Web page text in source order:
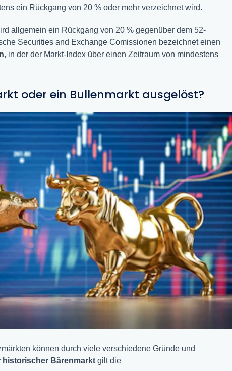
ein Rückgang von 20 % oder mehr verzeichnet wird.
allgemein ein Rückgang von 20 % gegenüber dem 52-
Securities and Exchange Comissionen bezeichnet einen
, in der der Markt-Index über einen Zeitraum von mindestens
oder ein Bullenmarkt ausgelöst?
können durch viele verschiedene Gründe und
historischer Bärenmarktgilt die